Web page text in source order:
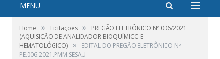
MENU
Home » Licitações »
PREGÃO ELETRÔNICO Nº 006/2021
(AQUISIÇÃO DE ANALIDADOR BIOQUÍMICO E
HEMATOLÓGICO) »
EDITAL DO PREGÃO ELETRÔNICO Nº
PE.006.2021.PMM.SESAU